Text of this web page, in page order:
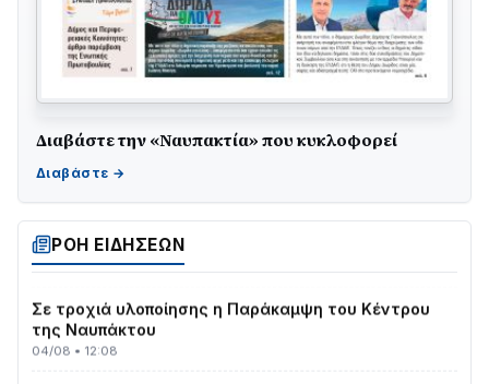
Διαβάστε την «Ναυπακτία» που κυκλοφορεί
ΡΟΗ ΕΙΔΗΣΕΩΝ
05/08 • 08:41
Στο σκοτάδι μεγάλο μέρος στο Λυγιά Ναυπάκτου
04/08 • 19:47
της Ναυπάκτου
04/08 • 12:08